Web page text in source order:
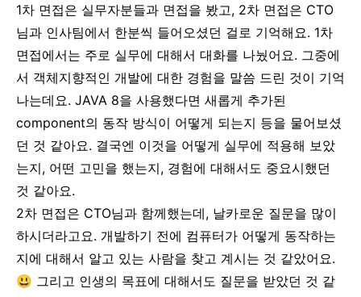
1차 면접은 실무자분들과 면접을 봤고, 2차 면접은 CTO
님과 인사팀에서 한분씩 들어오셨던 걸로 기억해요. 1차
면접에서는 주로 실무에 대해서 대화를 나눴어요. 그중에
서 객체지향적인 개발에 대한 경험을 말씀 드린 것이 기억
나는데요. JAVA 8을 사용했다면 새롭게 추가된
component의 동작 방식이 어떻게 되는지 등을 물어보셨
던 것 같아요. 결국엔 이것을 어떻게 실무에 적용해 보았
는지, 어떤 고민을 했는지, 경험에 대해서도 중요시했던
것 같아요.
2차 면접은 CTO님과 함께했는데, 날카로운 질문을 많이
하시더라고요. 개발하기 전에 컴퓨터가 어떻게 동작하는
지에 대해서 알고 있는 사람을 찾고 계시는 것 같았어요.
😃 그리고 인생의 목표에 대해서도 질문을 받았던 것 같